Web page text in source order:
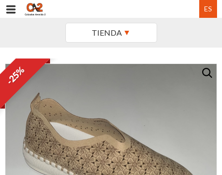
ES
TIENDA
-25%